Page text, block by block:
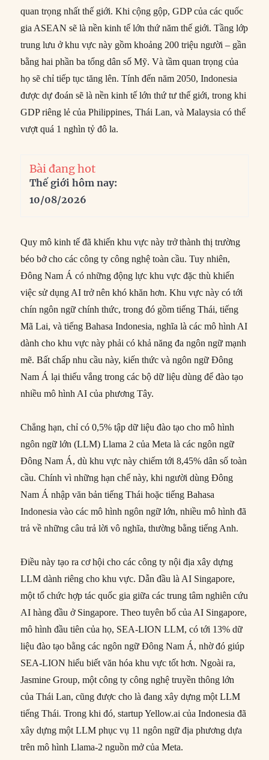
quan trọng nhất thế giới. Khi cộng gộp, GDP của các quốc
gia ASEAN sẽ là nền kinh tế lớn thứ năm thế giới. Tầng lớp
trung lưu ở khu vực này gồm khoảng 200 triệu người – gần
bằng hai phần ba tổng dân số Mỹ. Và tầm quan trọng của
họ sẽ chỉ tiếp tục tăng lên. Tính đến năm 2050, Indonesia
được dự đoán sẽ là nền kinh tế lớn thứ tư thế giới, trong khi
GDP riêng lẻ của Philippines, Thái Lan, và Malaysia có thể
vượt quá 1 nghìn tỷ đô la.
Bài đang hot
Thế giới hôm nay:
10/08/2026
Quy mô kinh tế đã khiến khu vực này trở thành thị trường
béo bở cho các công ty công nghệ toàn cầu. Tuy nhiên,
Đông Nam Á có những động lực khu vực đặc thù khiến
việc sử dụng AI trở nên khó khăn hơn. Khu vực này có tới
chín ngôn ngữ chính thức, trong đó gồm tiếng Thái, tiếng
Mã Lai, và tiếng Bahasa Indonesia, nghĩa là các mô hình AI
dành cho khu vực này phải có khả năng đa ngôn ngữ mạnh
mẽ. Bất chấp nhu cầu này, kiến thức và ngôn ngữ Đông
Nam Á lại thiếu vắng trong các bộ dữ liệu dùng để đào tạo
nhiều mô hình AI của phương Tây.
Chẳng hạn, chỉ có 0,5% tập dữ liệu đào tạo cho mô hình
ngôn ngữ lớn (LLM) Llama 2 của Meta là các ngôn ngữ
Đông Nam Á, dù khu vực này chiếm tới 8,45% dân số toàn
cầu. Chính vì những hạn chế này, khi người dùng Đông
Nam Á nhập văn bản tiếng Thái hoặc tiếng Bahasa
Indonesia vào các mô hình ngôn ngữ lớn, nhiều mô hình đã
trả về những câu trả lời vô nghĩa, thường bằng tiếng Anh.
Điều này tạo ra cơ hội cho các công ty nội địa xây dựng
LLM dành riêng cho khu vực. Dẫn đầu là AI Singapore,
một tổ chức hợp tác quốc gia giữa các trung tâm nghiên cứu
AI hàng đầu ở Singapore. Theo tuyên bố của AI Singapore,
mô hình đầu tiên của họ, SEA-LION LLM, có tới 13% dữ
liệu đào tạo bằng các ngôn ngữ Đông Nam Á, nhờ đó giúp
SEA-LION hiểu biết văn hóa khu vực tốt hơn. Ngoài ra,
Jasmine Group, một công ty công nghệ truyền thông lớn
của Thái Lan, cũng được cho là đang xây dựng một LLM
tiếng Thái. Trong khi đó, startup Yellow.ai của Indonesia đã
xây dựng một LLM phục vụ 11 ngôn ngữ địa phương dựa
trên mô hình Llama-2 nguồn mở của Meta.